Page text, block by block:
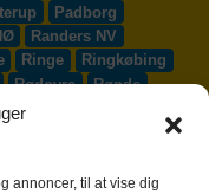
annoncer, til at vise dig
Padborg
Randers NV
Ringe
Ringkøbing
Rødovre
Rønde
Rudkøbing
Skalborg